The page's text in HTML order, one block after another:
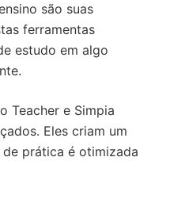
são suas
ferramentas
estudo em algo
Teacher e Simpia
Eles criam um
prática é otimizada